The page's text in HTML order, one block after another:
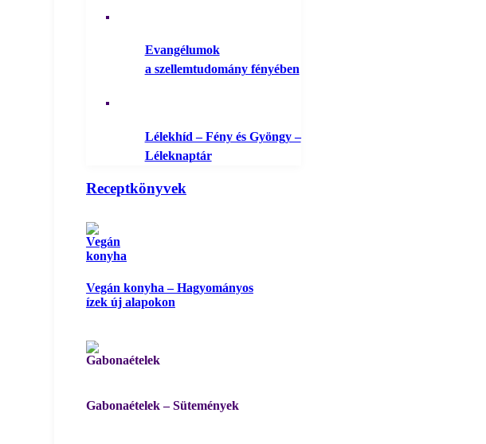
Evangélumok
a szellemtudomány fényében
Lélekhíd – Fény és Gyöngy –
Léleknaptár
Receptkönyvek
Vegán konyha – Hagyományos
ízek új alapokon
Gabonaételek – Sütemények